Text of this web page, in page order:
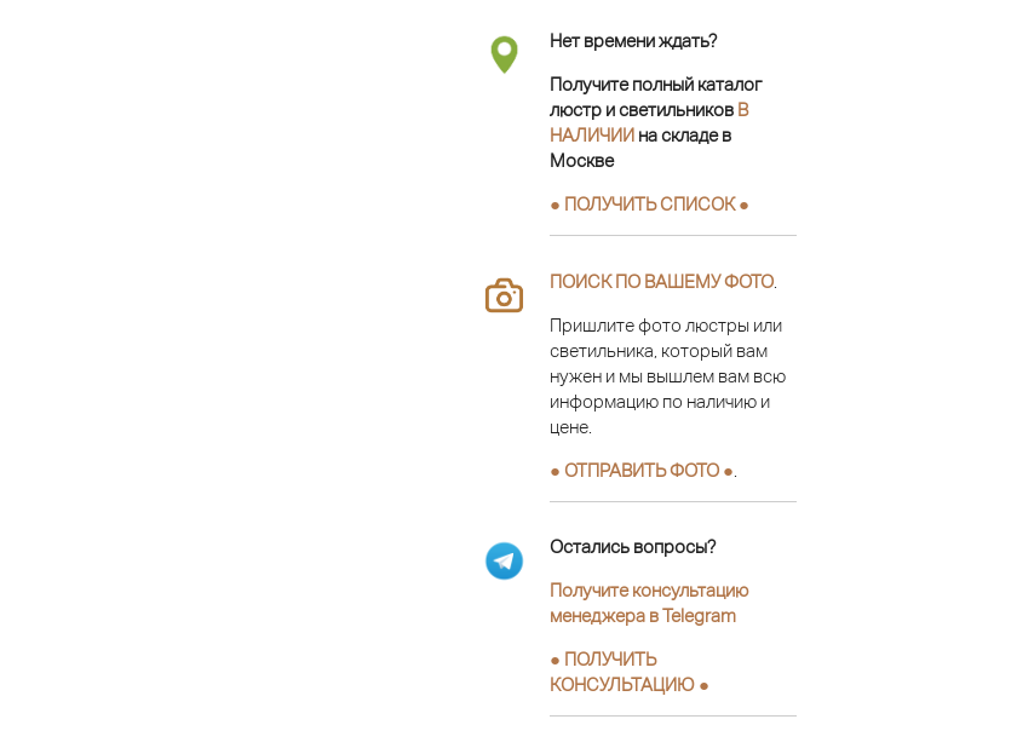
Нет времени ждать?
Получите полный каталог
люстр и светильников В
НАЛИЧИИ на складе в
Москве
● ПОЛУЧИТЬ СПИСОК ●
ПОИСК ПО ВАШЕМУ ФОТО
Пришлите фото люстры или
светильника, который вам
нужен и мы вышлем вам всю
информацию по наличию и
цене.
● ОТПРАВИТЬ ФОТО ●
Остались вопросы?
Получите консультацию
менеджера в Telegram
● ПОЛУЧИТЬ
КОНСУЛЬТАЦИЮ ●